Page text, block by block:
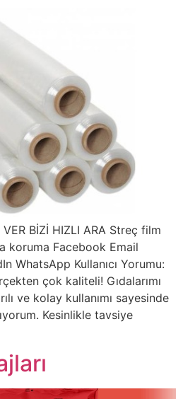
VER BİZİ HIZLI ARA Streç film
koruma Facebook Email
WhatsApp Kullanıcı Yorumu:
çok kaliteli! Gıdalarımı
ve kolay kullanımı sayesinde
Kesinlikle tavsiye